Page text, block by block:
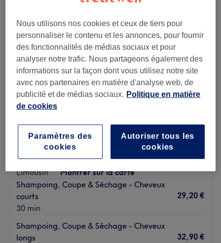
Coiffure Sylvie
4,8
125 avis
Limousin
Montrer sur la carte
Shampoing, Coupe & Séchage - Cheveux
courts
30 min
29,20 €
Shampoing, Coupe & Séchage - Cheveux
longs
32,90 €
Nous utilisons nos cookies et ceux de tiers pour
personnaliser le contenu et les annonces, pour fournir
des fonctionnalités de médias sociaux et pour
analyser notre trafic. Nous partageons également des
informations sur la façon dont vous utilisez notre site
avec nos partenaires en matière d'analyse web, de
publicité et de médias sociaux. Politique en matière
de cookies
Autoriser tous les
cookies
Paramètres des
cookies